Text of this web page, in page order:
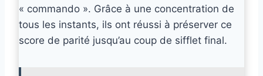
« commando ». Grâce à une concentration de
tous les instants, ils ont réussi à préserver ce
score de parité jusqu’au coup de sifflet final.